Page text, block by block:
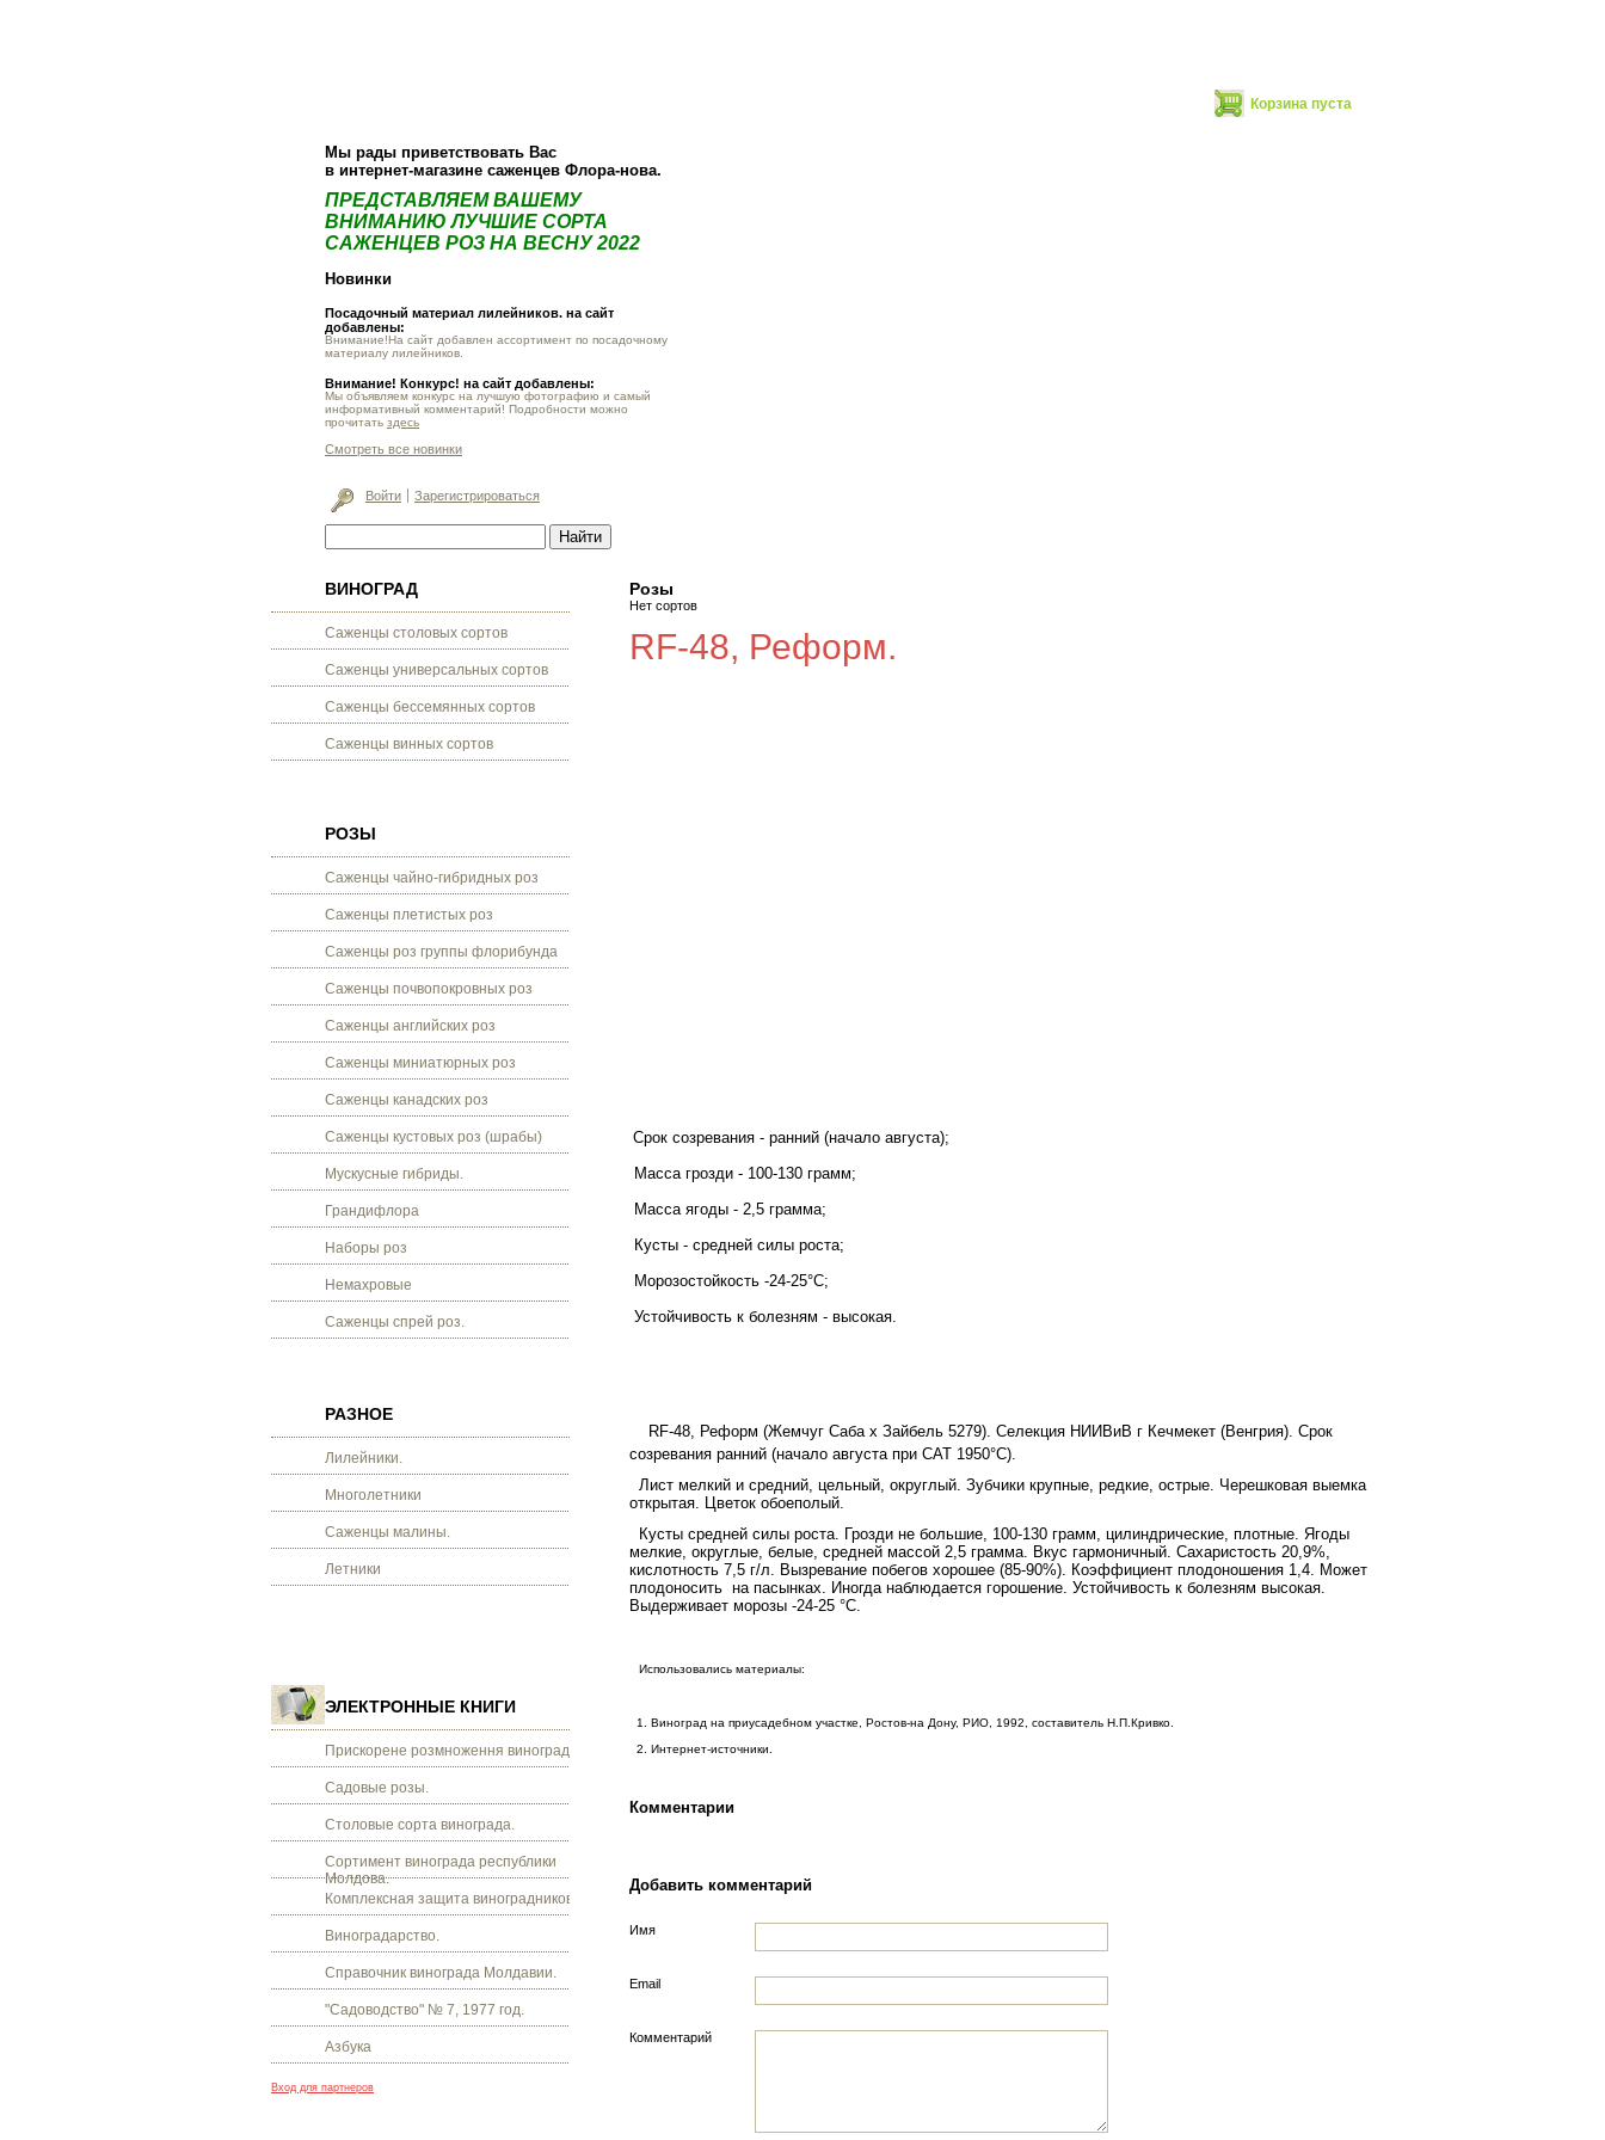
Корзина пуста
Мы рады приветствовать Вас
в интернет-магазине саженцев Флора-нова.
ПРЕДСТАВЛЯЕМ ВАШЕМУ
ВНИМАНИЮ ЛУЧШИЕ СОРТА
САЖЕНЦЕВ РОЗ НА ВЕСНУ 2022
Новинки
Посадочный материал лилейников. на сайт
добавлены:
Внимание!На сайт добавлен ассортимент по посадочному
материалу лилейников.
Внимание! Конкурс! на сайт добавлены:
Мы объявляем конкурс на лучшую фотографию и самый
информативный комментарий! Подробности можно
прочитать здесь
Смотреть все новинки
Войти Зарегистрироваться
ВИНОГРАД
Саженцы столовых сортов
Саженцы универсальных сортов
Саженцы бессемянных сортов
Саженцы винных сортов
РОЗЫ
Саженцы чайно-гибридных роз
Саженцы плетистых роз
Саженцы роз группы флорибунда
Саженцы почвопокровных роз
Саженцы английских роз
Саженцы миниатюрных роз
Саженцы канадских роз
Саженцы кустовых роз (шрабы)
Мускусные гибриды.
Грандифлора
Наборы роз
Немахровые
Саженцы спрей роз.
РАЗНОЕ
Лилейники.
Многолетники
Саженцы малины.
Летники
ЭЛЕКТРОННЫЕ КНИГИ
Прискорене розмноження винограду.
Садовые розы.
Столовые сорта винограда.
Сортимент винограда республики
Молдова.
Комплексная защита виноградников.
Виноградарство.
Справочник винограда Молдавии.
"Садоводство" № 7, 1977 год.
Азбука
Вход для партнеров
Розы
Нет сортов
RF-48, Реформ.
Срок созревания - ранний (начало августа);
Масса грозди - 100-130 грамм;
Масса ягоды - 2,5 грамма;
Кусты - средней силы роста;
Морозостойкость -24-25°С;
Устойчивость к болезням - высокая.
RF-48, Реформ (Жемчуг Саба х Зайбель 5279). Селекция НИИВиВ г Кечмекет (Венгрия). Срок
созревания ранний (начало августа при САТ 1950°С).
Лист мелкий и средний, цельный, округлый. Зубчики крупные, редкие, острые. Черешковая выемка
открытая. Цветок обоеполый.
Кусты средней силы роста. Грозди не большие, 100-130 грамм, цилиндрические, плотные. Ягоды
мелкие, округлые, белые, средней массой 2,5 грамма. Вкус гармоничный. Сахаристость 20,9%,
кислотность 7,5 г/л. Вызревание побегов хорошее (85-90%). Коэффициент плодоношения 1,4. Может
плодоносить на пасынках. Иногда наблюдается горошение. Устойчивость к болезням высокая.
Выдерживает морозы -24-25 °С.
Использовались материалы:
1. Виноград на приусадебном участке, Ростов-на Дону, РИО, 1992, составитель Н.П.Кривко.
2. Интернет-источники.
Комментарии
Добавить комментарий
Имя
Email
Комментарий